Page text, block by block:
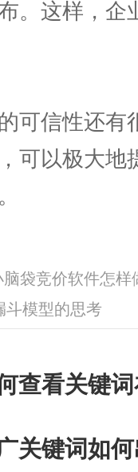
。这样，企
可信性还有
可以极大地
袋竞价软件怎样
斗模型的思考
查看关键
关键词如